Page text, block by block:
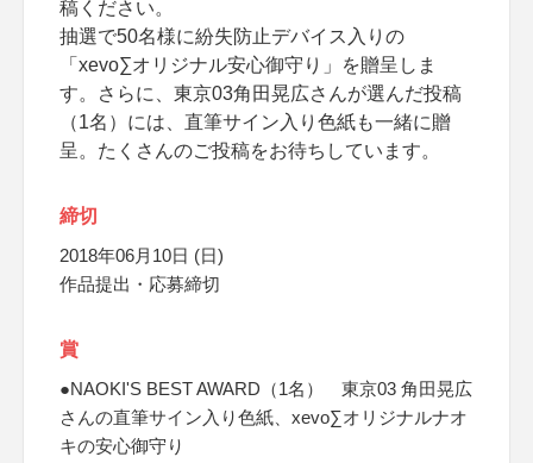
稿ください。
抽選で50名様に紛失防止デバイス入りの
「xevo∑オリジナル安心御守り」を贈呈しま
す。さらに、東京03角田晃広さんが選んだ投稿
（1名）には、直筆サイン入り色紙も一緒に贈
呈。たくさんのご投稿をお待ちしています。
締切
2018年06月10日 (日)
作品提出・応募締切
賞
●NAOKI'S BEST AWARD（1名） 東京03 角田晃広
さんの直筆サイン入り色紙、xevo∑オリジナルナオ
キの安心御守り